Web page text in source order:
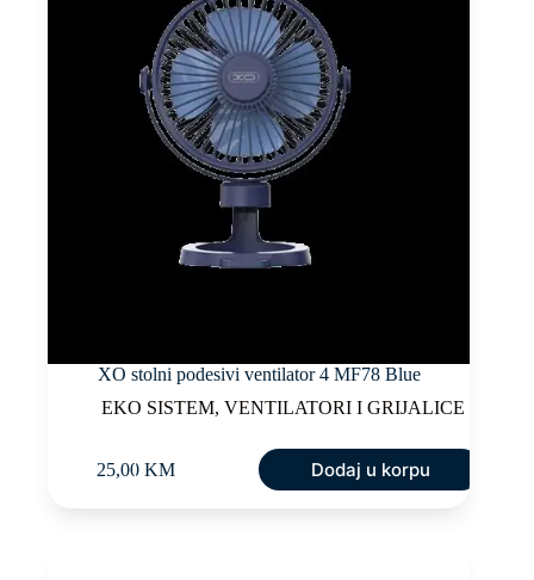
XO stolni podesivi ventilator 4 MF78 Blue
EKO SISTEM, VENTILATORI I GRIJALICE
25,00 KM Dodaj u korpu